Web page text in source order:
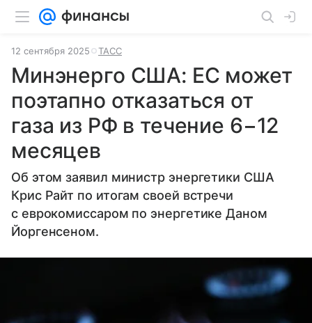
12 сентября 2025 ТАСС
Минэнерго США: ЕС может
поэтапно отказаться от
газа из РФ в течение 6−12
месяцев
Об этом заявил министр энергетики США
Крис Райт по итогам своей встречи
с еврокомиссаром по энергетике Даном
Йоргенсеном.